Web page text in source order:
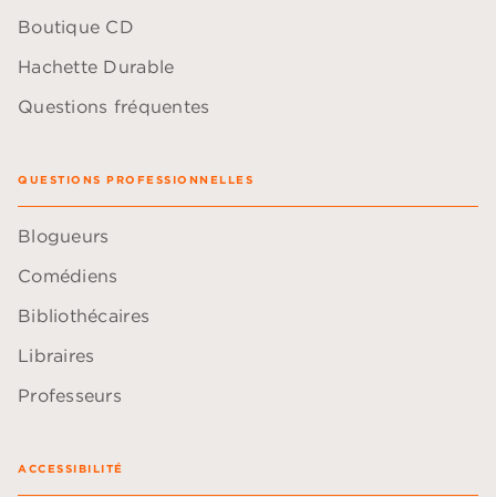
Boutique CD
Hachette Durable
Questions fréquentes
QUESTIONS PROFESSIONNELLES
Blogueurs
Comédiens
Bibliothécaires
Libraires
Professeurs
ACCESSIBILITÉ